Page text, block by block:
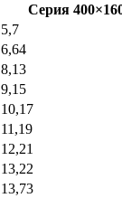
Серия
5,7
6,64
8,13
9,15
10,17
11,19
12,21
13,22
13,73